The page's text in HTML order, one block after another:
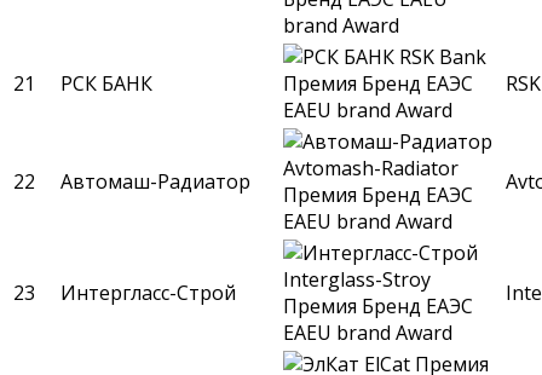
21 РСК БАНК
22 Автомаш-Радиатор
23 Интергласс-Строй